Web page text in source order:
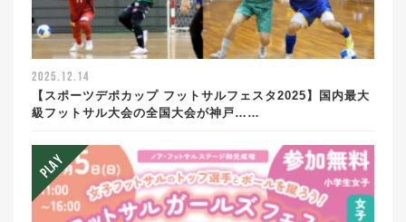
2025.12.14
【スポーツデポカップ フットサルフェスタ2025】国内最大
級フットサル大会の全国大会が神戸……